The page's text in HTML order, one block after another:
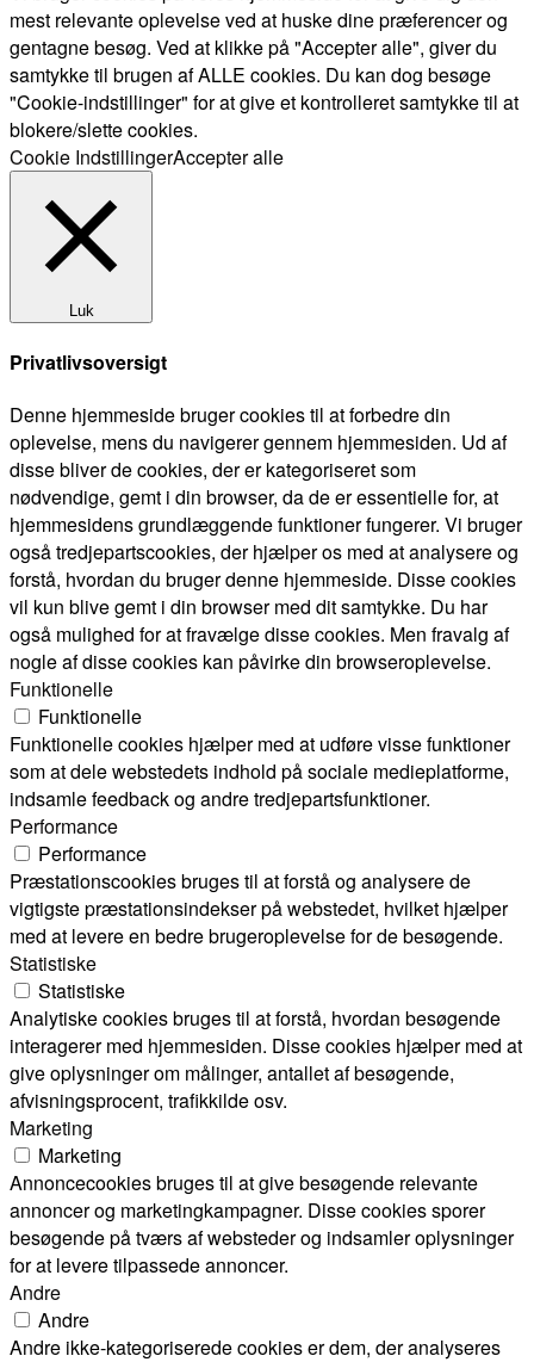
mest relevante oplevelse ved at huske dine præferencer og
gentagne besøg. Ved at klikke på "Accepter alle", giver du
samtykke til brugen af ALLE cookies. Du kan dog besøge
"Cookie-indstillinger" for at give et kontrolleret samtykke til at
blokere/slette cookies.
Cookie IndstillingerAccepter alle
Luk
Privatlivsoversigt
Denne hjemmeside bruger cookies til at forbedre din
oplevelse, mens du navigerer gennem hjemmesiden. Ud af
disse bliver de cookies, der er kategoriseret som
nødvendige, gemt i din browser, da de er essentielle for, at
hjemmesidens grundlæggende funktioner fungerer. Vi bruger
også tredjepartscookies, der hjælper os med at analysere og
forstå, hvordan du bruger denne hjemmeside. Disse cookies
vil kun blive gemt i din browser med dit samtykke. Du har
også mulighed for at fravælge disse cookies. Men fravalg af
nogle af disse cookies kan påvirke din browseroplevelse.
Funktionelle
Funktionelle
Funktionelle cookies hjælper med at udføre visse funktioner
som at dele webstedets indhold på sociale medieplatforme,
indsamle feedback og andre tredjepartsfunktioner.
Performance
Performance
Præstationscookies bruges til at forstå og analysere de
vigtigste præstationsindekser på webstedet, hvilket hjælper
med at levere en bedre brugeroplevelse for de besøgende.
Statistiske
Statistiske
Analytiske cookies bruges til at forstå, hvordan besøgende
interagerer med hjemmesiden. Disse cookies hjælper med at
give oplysninger om målinger, antallet af besøgende,
afvisningsprocent, trafikkilde osv.
Marketing
Marketing
Annoncecookies bruges til at give besøgende relevante
annoncer og marketingkampagner. Disse cookies sporer
besøgende på tværs af websteder og indsamler oplysninger
for at levere tilpassede annoncer.
Andre
Andre
Andre ikke-kategoriserede cookies er dem, der analyseres